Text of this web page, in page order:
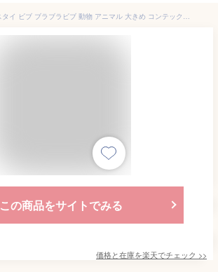
【送料無料】スタイ ビブ ブラブラビブ 動物 アニマル 大きめ コンテックス kontex 日本製 オーガニックコットン 綿100％ 新生児 パイル よだれかけ おもしろ かわいい おしゃれ 子供 ベビー 赤ちゃん 男の子 女の子 出産祝い お口ふき よだれ掛け エプロンスタイ
この商品をサイトでみる
価格と在庫を楽天でチェック >>